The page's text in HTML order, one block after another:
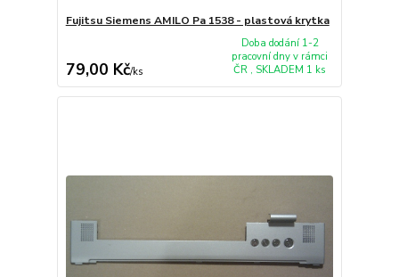
Fujitsu Siemens AMILO Pa 1538 - plastová krytka
79,00 Kč/ks
Doba dodání 1-2
pracovní dny v rámci
ČR , SKLADEM 1 ks